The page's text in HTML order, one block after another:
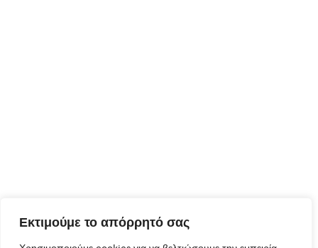
Εκτιμούμε το απόρρητό σας